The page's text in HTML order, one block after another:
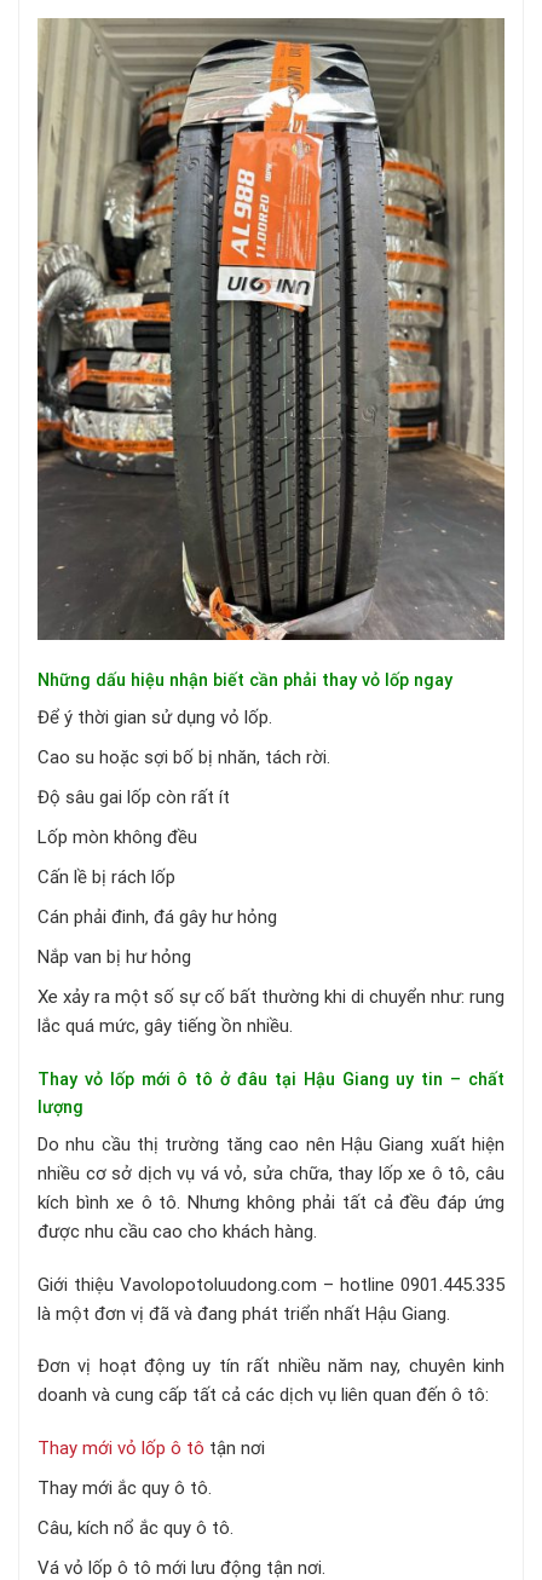
Những dấu hiệu nhận biết cần phải thay vỏ lốp ngay
Để ý thời gian sử dụng vỏ lốp.
Cao su hoặc sợi bố bị nhăn, tách rời.
Độ sâu gai lốp còn rất ít
Lốp mòn không đều
Cấn lề bị rách lốp
Cán phải đinh, đá gây hư hỏng
Nắp van bị hư hỏng
Xe xảy ra một số sự cố bất thường khi di chuyển như: rung
lắc quá mức, gây tiếng ồn nhiều.
Thay vỏ lốp mới ô tô ở đâu tại Hậu Giang uy tin – chất
lượng
Do nhu cầu thị trường tăng cao nên Hậu Giang xuất hiện
nhiều cơ sở dịch vụ vá vỏ, sửa chữa, thay lốp xe ô tô, câu
kích bình xe ô tô. Nhưng không phải tất cả đều đáp ứng
được nhu cầu cao cho khách hàng.
Giới thiệu Vavolopotoluudong.com – hotline 0901.445.335
là một đơn vị đã và đang phát triển nhất Hậu Giang.
Đơn vị hoạt động uy tín rất nhiều năm nay, chuyên kinh
doanh và cung cấp tất cả các dịch vụ liên quan đến ô tô:
Thay mới vỏ lốp ô tô tận nơi
Thay mới ắc quy ô tô.
Câu, kích nổ ắc quy ô tô.
Vá vỏ lốp ô tô mới lưu động tận nơi.